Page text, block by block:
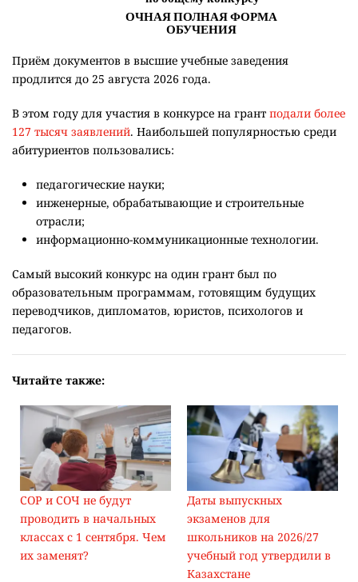
Приём документов в высшие учебные заведения
продлится до 25 августа 2026 года.
В этом году для участия в конкурсе на грант подали более
127 тысяч заявлений. Наибольшей популярностью среди
абитуриентов пользовались:
педагогические науки;
инженерные, обрабатывающие и строительные
отрасли;
информационно-коммуникационные технологии.
Самый высокий конкурс на один грант был по
образовательным программам, готовящим будущих
переводчиков, дипломатов, юристов, психологов и
педагогов.
Читайте также:
СОР и СОЧ не будут
проводить в начальных
классах с 1 сентября. Чем
их заменят?
Даты выпускных
экзаменов для
школьников на 2026/27
учебный год утвердили в
Казахстане